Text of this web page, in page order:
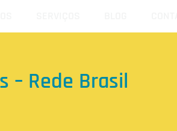
– Rede Brasil